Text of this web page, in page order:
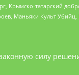
Крымско-татарский
Маньяки Культ
силу